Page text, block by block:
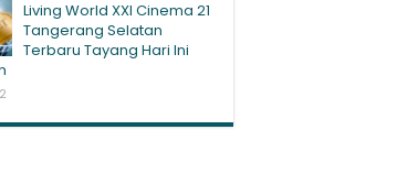
Living World XXI Cinema 21
Tangerang Selatan
Terbaru Tayang Hari Ini